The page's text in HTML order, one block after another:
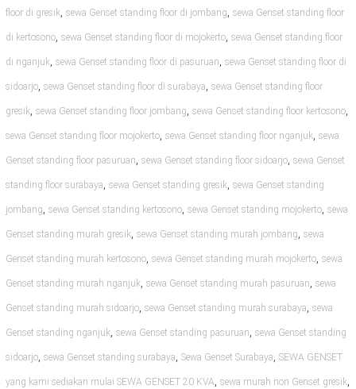
floor di gresik, sewa Genset standing floor di jombang, sewa Genset standing floor
di kertosono, sewa Genset standing floor di mojokerto, sewa Genset standing floor
di nganjuk, sewa Genset standing floor di pasuruan, sewa Genset standing floor di
sidoarjo, sewa Genset standing floor di surabaya, sewa Genset standing floor
gresik, sewa Genset standing floor jombang, sewa Genset standing floor kertosono,
sewa Genset standing floor mojokerto, sewa Genset standing floor nganjuk, sewa
Genset standing floor pasuruan, sewa Genset standing floor sidoarjo, sewa Genset
standing floor surabaya, sewa Genset standing gresik, sewa Genset standing
jombang, sewa Genset standing kertosono, sewa Genset standing mojokerto, sewa
Genset standing murah gresik, sewa Genset standing murah jombang, sewa
Genset standing murah kertosono, sewa Genset standing murah mojokerto, sewa
Genset standing murah nganjuk, sewa Genset standing murah pasuruan, sewa
Genset standing murah sidoarjo, sewa Genset standing murah surabaya, sewa
Genset standing nganjuk, sewa Genset standing pasuruan, sewa Genset standing
sidoarjo, sewa Genset standing surabaya, Sewa Genset Surabaya, SEWA GENSET
yang kami sediakan mulai SEWA GENSET 20 KVA, sewa murah non Genset gresik,